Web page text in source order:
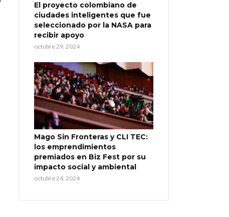
El proyecto colombiano de
ciudades inteligentes que fue
seleccionado por la NASA para
recibir apoyo
octubre 29, 2024
Mago Sin Fronteras y CLI TEC:
los emprendimientos
premiados en Biz Fest por su
impacto social y ambiental
octubre 24, 2024